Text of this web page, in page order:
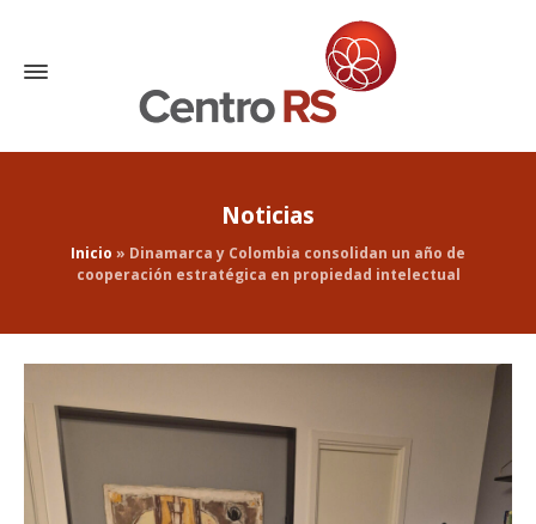
Noticias
Inicio » Dinamarca y Colombia consolidan un año de
cooperación estratégica en propiedad intelectual